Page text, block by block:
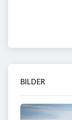
BILDER